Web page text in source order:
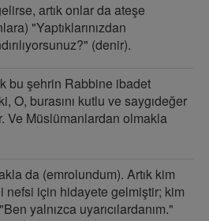
artık onlar da ateşe
"Yaptıklarınızdan
(denir).
bu şehrin Rabbine ibadet
O, burasını kutlu ve saygıdeğer
Ve Müslümanlardan olmakla
da (emrolundum). Artık kim
nefsi için hidayete gelmiştir; kim
yalnızca uyarıcılardanım."